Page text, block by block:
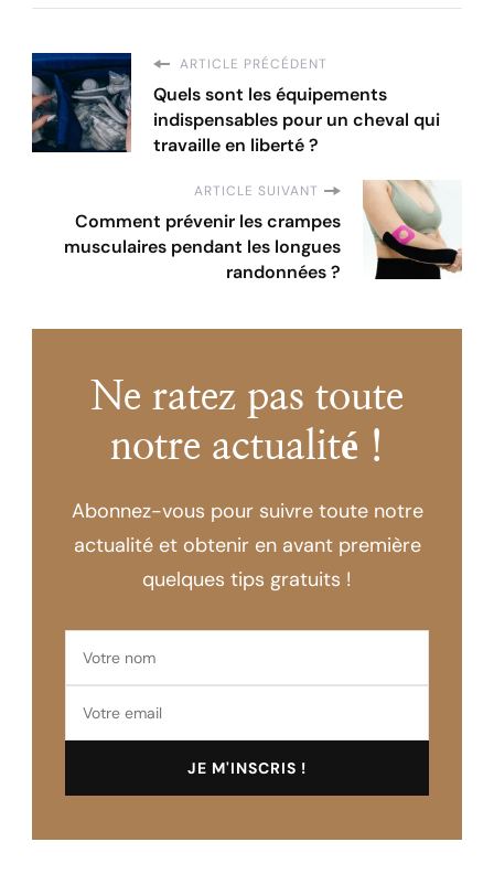
ARTICLE PRÉCÉDENT
Quels sont les équipements
indispensables pour un cheval qui
travaille en liberté ?
ARTICLE SUIVANT
Comment prévenir les crampes
musculaires pendant les longues
randonnées ?
Ne ratez pas toute
notre actualité !
Abonnez-vous pour suivre toute notre
actualité et obtenir en avant première
quelques tips gratuits !